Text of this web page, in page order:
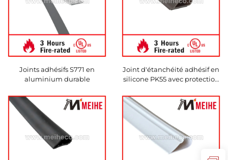
Joints adhésifs S771 en
aluminium durable
Joint d'étanchéité adhésif en
silicone PK55 avec protection
aluminium